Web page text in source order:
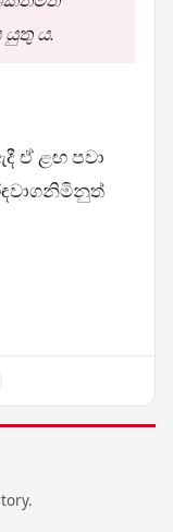
ය.
ඒ ළඟ පවා